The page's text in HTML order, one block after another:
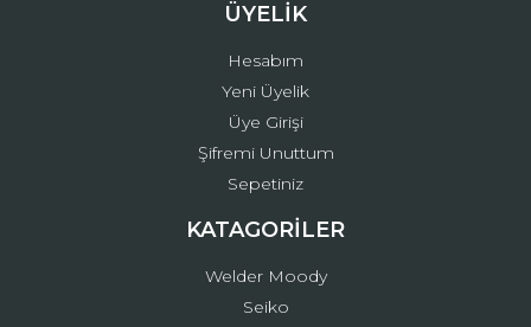
ÜYELİK
Hesabım
Yeni Üyelik
Üye Girişi
Şifremi Unuttum
Sepetiniz
KATAGORİLER
Welder Moody
Seiko